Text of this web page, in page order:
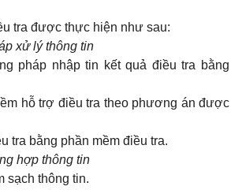
tra được thực hiện như sau:
xử lý thông tin
pháp nhập tin kết quả điều tra bằng
hỗ trợ điều tra theo phương án được
tra bằng phần mềm điều tra.
hợp thông tin
sạch thông tin.